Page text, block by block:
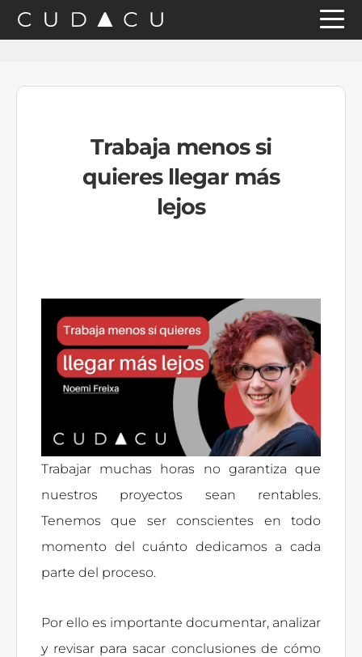
Saltar
a
Saltar
al
Saltar
a
Trabaja menos si
quieres llegar más
lejos
Trabajar muchas horas no garantiza que
nuestros proyectos sean rentables.
Tenemos que ser conscientes en todo
momento del cuánto dedicamos a cada
parte del proceso.
Por ello es importante documentar, analizar
y revisar para sacar conclusiones de cómo